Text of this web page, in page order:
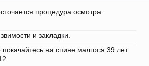
процедура осмотра
и закладки.
на спине малгося 39 лет